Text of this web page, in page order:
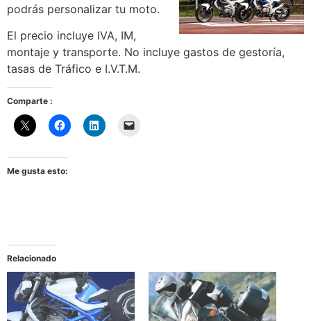
podrás personalizar tu moto.
El precio incluye IVA, IM,
montaje y transporte. No incluye gastos de gestoría,
tasas de Tráfico e I.V.T.M.
Comparte :
Me gusta esto:
Relacionado